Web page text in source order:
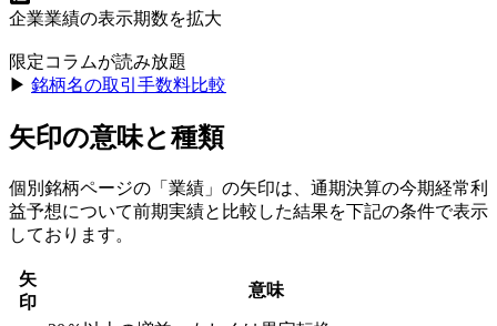
企業業績の表示期数を拡大
限定コラムが読み放題
▶︎ 銘柄名の取引手数料比較
矢印の意味と種類
個別銘柄ページの「業績」の矢印は、通期決算の今期経常利
益予想について前期実績と比較した結果を下記の条件で表示
しております。
矢
印
意味